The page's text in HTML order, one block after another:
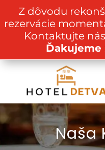
Naša
Z dôvodu
rezervácie
Kontaktujte
Ďakujeme